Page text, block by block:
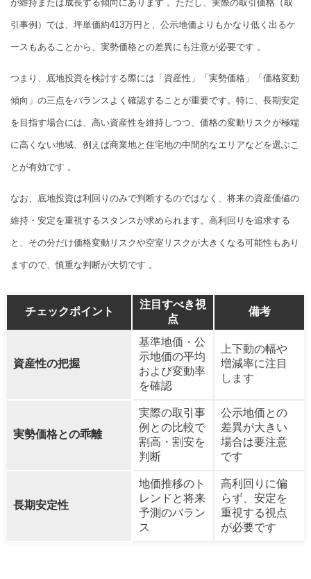
が維持または成長する傾向にあります 。ただし、実際の取引価格（取
引事例）では、坪単価約413万円と、公示地価よりもかなり低く出るケ
ースもあることから、実勢価格との差異にも注意が必要です 。
つまり、底地投資を検討する際には「資産性」「実勢価格」「価格変動
傾向」の三点をバランスよく確認することが重要です。特に、長期安定
を目指す場合には、高い資産性を維持しつつ、価格の変動リスクが極端
に高くない地域、例えば商業地と住宅地の中間的なエリアなどを選ぶこ
とが有効です 。
なお、底地投資は利回りのみで判断するのではなく、将来の資産価値の
維持・安定を重視するスタンスが求められます。高利回りを追求する
と、その分だけ価格変動リスクや空室リスクが大きくなる可能性もあり
ますので、慎重な判断が大切です 。
チェックポイント
注目すべき視
点
備考
資産性の把握
基準地価・公
示地価の平均
および変動率
を確認
上下動の幅や
増減率に注目
します
実勢価格との乖離
実際の取引事
例との比較で
割高・割安を
判断
公示地価との
差異が大きい
場合は要注意
です
長期安定性
地価推移のト
レンドと将来
予測のバラン
ス
高利回りに偏
らず、安定を
重視する視点
が必要です